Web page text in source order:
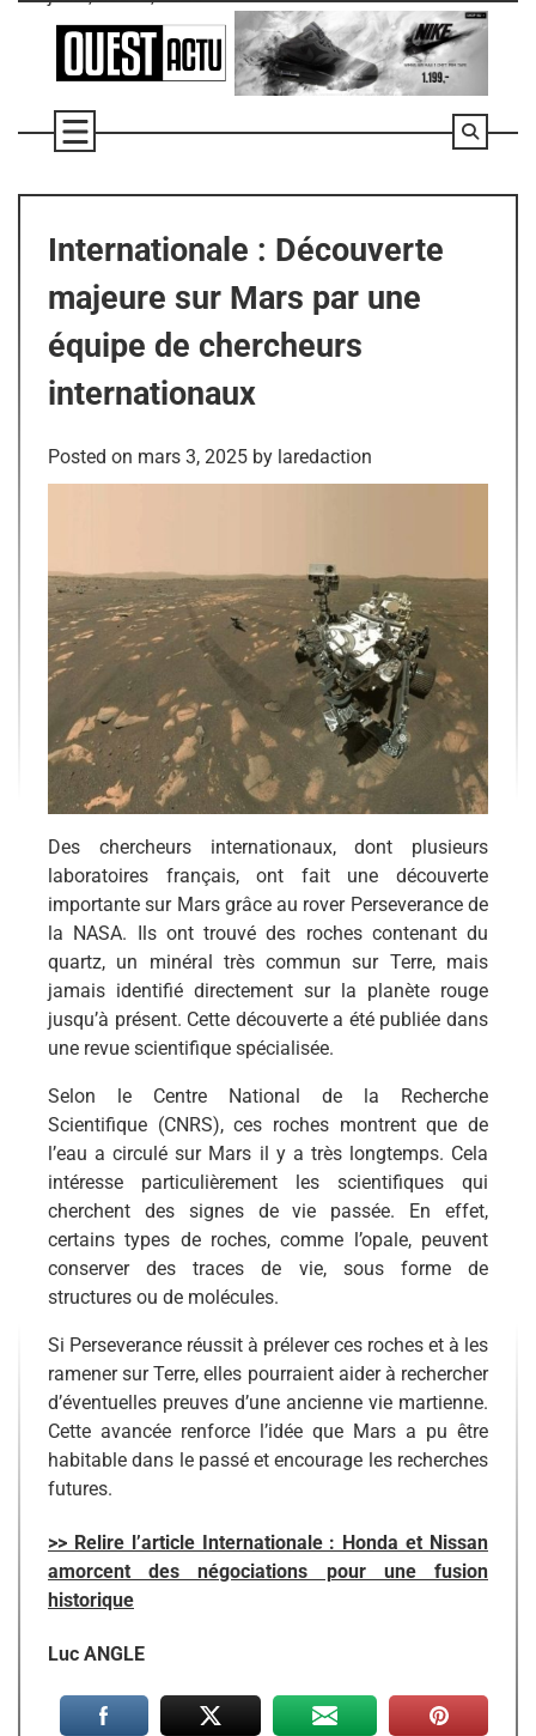
Internationale : Découverte
majeure sur Mars par une
équipe de chercheurs
internationaux
Posted on mars 3, 2025 by laredaction
Des chercheurs internationaux, dont plusieurs
laboratoires français, ont fait une découverte
importante sur Mars grâce au rover Perseverance de
la NASA. Ils ont trouvé des roches contenant du
quartz, un minéral très commun sur Terre, mais
jamais identifié directement sur la planète rouge
jusqu’à présent. Cette découverte a été publiée dans
une revue scientifique spécialisée.
Selon le Centre National de la Recherche
Scientifique (CNRS), ces roches montrent que de
l’eau a circulé sur Mars il y a très longtemps. Cela
intéresse particulièrement les scientifiques qui
cherchent des signes de vie passée. En effet,
certains types de roches, comme l’opale, peuvent
conserver des traces de vie, sous forme de
structures ou de molécules.
Si Perseverance réussit à prélever ces roches et à les
ramener sur Terre, elles pourraient aider à rechercher
d’éventuelles preuves d’une ancienne vie martienne.
Cette avancée renforce l’idée que Mars a pu être
habitable dans le passé et encourage les recherches
futures.
>> Relire l’article Internationale : Honda et Nissan
amorcent des négociations pour une fusion
historique
Luc ANGLE